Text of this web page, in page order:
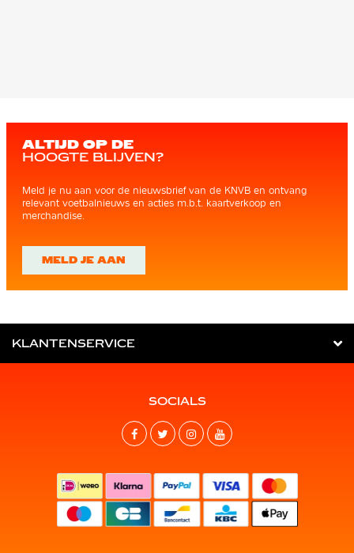
ALTIJD OP DE
HOOGTE BLIJVEN?
Meld je nu aan voor de nieuwsbrief van de KNVB en ontvang
relevant voetbalnieuws en acties m.b.t. kaartverkoop en
merchandise.
MELD JE AAN
KLANTENSERVICE
SOCIALS